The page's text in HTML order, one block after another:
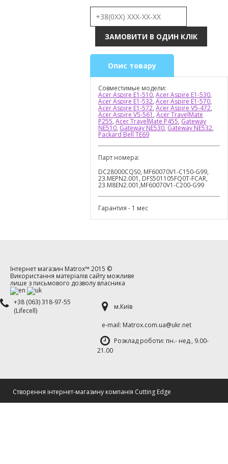
Опис товару
Совместимые модели:
Acer Aspire E1-510, Acer Aspire E1-530,
Acer Aspire E1-532, Acer Aspire E1-570,
Acer Aspire E1-572, Acer Aspire V5-472,
Acer Aspire V5-561 , Acer TravelMate
P255, Acer TravelMate P455, Gateway
NE510, Gateway NE530, Gateway NE532,
Packard Bell TE69
Парт номера:
DC28000CQS0, MF60070V1-C150-G99,
23.MEPN2.001, DFS501105FQ0T-FCAR,
23.M8EN2.001,MF60070V1-C200-G99
Гарантия - 1 мес
Інтернет магазин Matrox™ 2015 ©
Використання матеріалів сайту можливе
лише з письмового дозволу власника
+38 (063) 318-97-55
(Lifecell)
м.Київ
е-mаil: Matrox.com.ua@ukr.net
Розклад роботи: пн.- нед., 9.00-
21.00
Cтворення інтернет-магазину компанія Cutting Edge